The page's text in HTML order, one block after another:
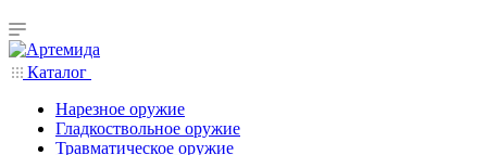
Каталог
Нарезное оружие
Гладкоствольное оружие
Травматическое оружие